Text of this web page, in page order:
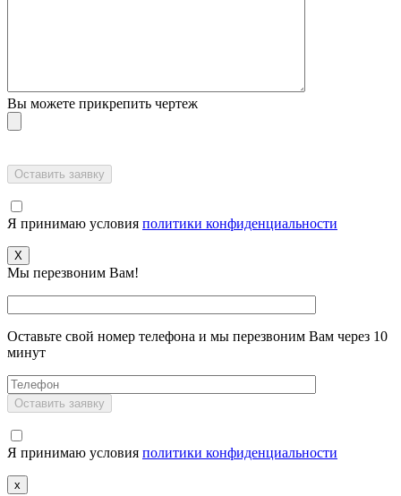
Вы можете прикрепить чертеж
Я принимаю условия политики конфиденциальности
X
Мы перезвоним Вам!
Оставьте свой номер телефона и мы перезвоним Вам через 10
минут
Я принимаю условия политики конфиденциальности
x